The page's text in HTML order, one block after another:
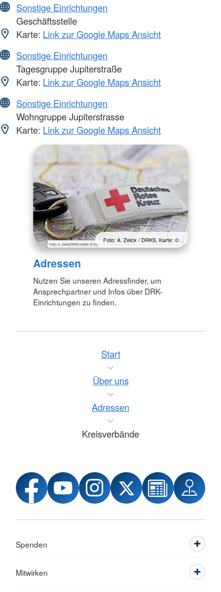
Sonstige Einrichtungen
Geschäftsstelle
Karte: Link zur Google Maps Ansicht
Sonstige Einrichtungen
Tagesgruppe Jupiterstraße
Karte: Link zur Google Maps Ansicht
Sonstige Einrichtungen
Wohngruppe Jupiterstrasse
Karte: Link zur Google Maps Ansicht
Foto: A. Zelck / DRKS, Karte: ©…
Adressen
Nutzen Sie unseren Adressfinder, um
Ansprechpartner und Infos über DRK-
Einrichtungen zu finden.
Start
Über uns
Adressen
Kreisverbände
Spenden
Mitwirken